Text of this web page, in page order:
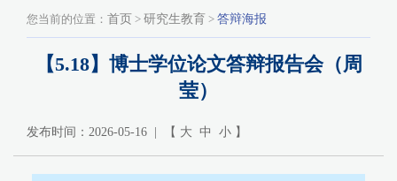
您当前的位置： 首页 > 研究生教育 > 答辩海报
【5.18】博士学位论文答辩报告会（周
莹）
发布时间：2026-05-16 | 【 大 中 小 】